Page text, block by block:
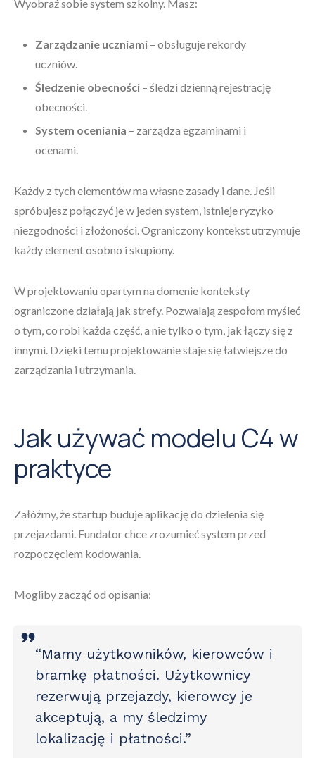
Wyobraź sobie system szkolny. Masz:
Zarządzanie uczniami – obsługuje rekordy
uczniów.
Śledzenie obecności – śledzi dzienną rejestrację
obecności.
System oceniania – zarządza egzaminami i
ocenami.
Każdy z tych elementów ma własne zasady i dane. Jeśli
spróbujesz połączyć je w jeden system, istnieje ryzyko
niezgodności i złożoności. Ograniczony kontekst utrzymuje
każdy element osobno i skupiony.
W projektowaniu opartym na domenie konteksty
ograniczone działają jak strefy. Pozwalają zespołom myśleć
o tym, co robi każda część, a nie tylko o tym, jak łączy się z
innymi. Dzięki temu projektowanie staje się łatwiejsze do
zarządzania i utrzymania.
Jak używać modelu C4 w
praktyce
Załóżmy, że startup buduje aplikację do dzielenia się
przejazdami. Fundator chce zrozumieć system przed
rozpoczęciem kodowania.
Mogliby zacząć od opisania:
“Mamy użytkowników, kierowców i
bramkę płatności. Użytkownicy
rezerwują przejazdy, kierowcy je
akceptują, a my śledzimy
lokalizację i płatności.”